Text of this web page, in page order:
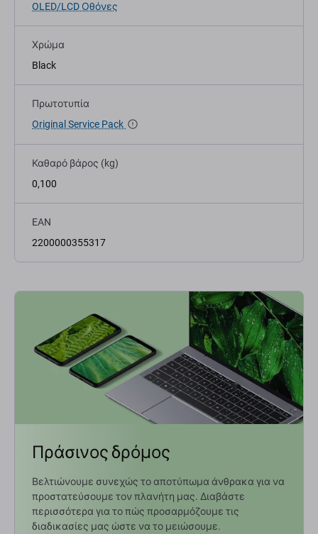
OLED/LCD Οθόνες
Χρώμα
Black
Πρωτοτυπία
Original Service Pack
Καθαρό βάρος (kg)
0,100
EAN
2200000355317
Πράσινος δρόμος
Βελτιώνουμε συνεχώς το αποτύπωμα άνθρακα για να
προστατεύσουμε τον πλανήτη μας. Διαβάστε
περισσότερα για το πώς προσαρμόζουμε τις
διαδικασίες μας ώστε να το μειώσουμε.